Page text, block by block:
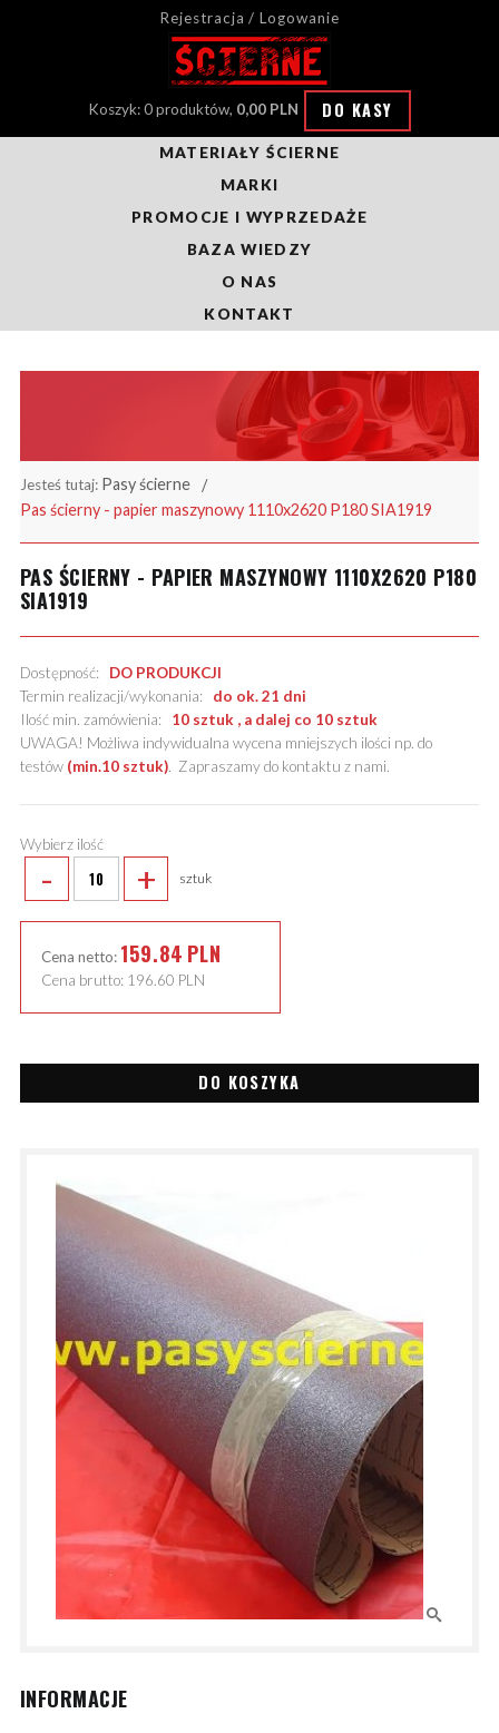
Rejestracja / Logowanie
Koszyk: 0 produktów, 0,00 PLN DO KASY
MATERIAŁY ŚCIERNE
MARKI
PROMOCJE I WYPRZEDAŻE
BAZA WIEDZY
O NAS
KONTAKT
Jesteś tutaj: Pasy ścierne
Pas ścierny - papier maszynowy 1110x2620 P180 SIA1919
PAS ŚCIERNY - PAPIER MASZYNOWY 1110X2620 P180
SIA1919
Dostępność: DO PRODUKCJI
Termin realizacji/wykonania: do ok. 21 dni
Ilość min. zamówienia: 10 sztuk , a dalej co 10 sztuk
UWAGA! Możliwa indywidualna wycena mniejszych ilości np. do
testów (min.10 sztuk). Zapraszamy do kontaktu z nami.
Wybierz ilość
- + sztuk
Cena netto: 159.84 PLN
Cena brutto: 196.60 PLN
DO KOSZYKA
INFORMACJE